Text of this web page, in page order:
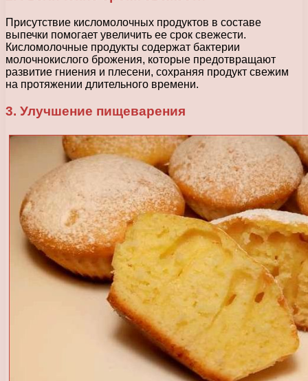
Присутствие кисломолочных продуктов в составе
выпечки помогает увеличить ее срок свежести.
Кисломолочные продукты содержат бактерии
молочнокислого брожения, которые предотвращают
развитие гниения и плесени, сохраняя продукт свежим
на протяжении длительного времени.
3. Улучшение пищеварения